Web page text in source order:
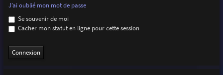
J’ai oublié mon mot de passe
Se souvenir de moi
Cacher mon statut en ligne pour cette session